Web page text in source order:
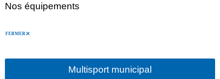
Nos équipements
FERMER
Multisport municipal